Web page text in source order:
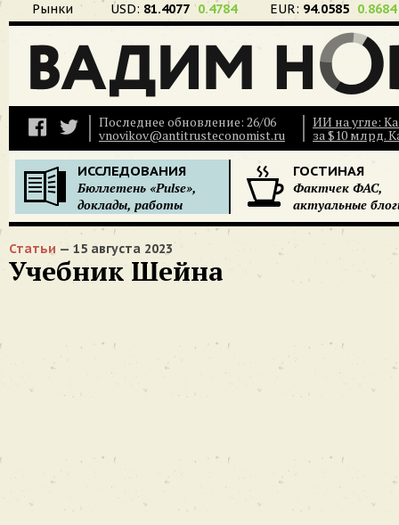
Рынки USD: 81.4077 0.4784 EUR: 94.0585 0.8684
Последнее обновление: 26/06
vnovikov@antitrusteconomist.ru
ИИ на угле:
за $10 млрд.
ИССЛЕДОВАНИЯ
Бюллетень «Pulse»,
доклады, работы
ГОСТИНАЯ
Фактчек ФАС,
актуальные
Статьи — 15 августа 2023
Учебник Шейна